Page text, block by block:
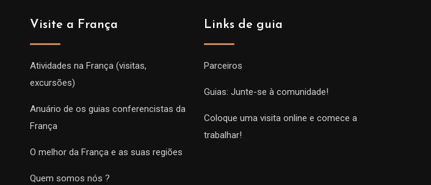
Visite a França
Atividades na França (visitas,
excursões)
Anuário de os guias conferencistas da
França
O melhor da França e as suas regiões
Quem somos nós ?
Links de guia
Parceiros
Guias: Junte-se à comunidade!
Coloque uma visita online e comece a
trabalhar!